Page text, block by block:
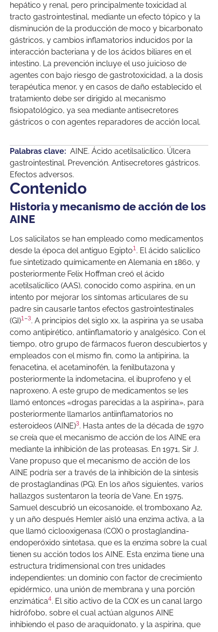
hepático y renal, pero principalmente toxicidad al
tracto gastrointestinal, mediante un efecto tópico y la
disminución de la producción de moco y bicarbonato
gástricos, y cambios inflamatorios inducidos por la
interacción bacteriana y de los ácidos biliares en el
intestino. La prevención incluye el uso juicioso de
agentes con bajo riesgo de gastrotoxicidad, a la dosis
terapéutica menor, y en casos de daño establecido el
tratamiento debe ser dirigido al mecanismo
fisiopatológico, ya sea mediante antisecretores
gástricos o con agentes reparadores de acción local.
Palabras clave: AINE. Ácido acetilsalicílico. Úlcera
gastrointestinal. Prevención. Antisecretores gástricos.
Efectos adversos.
Contenido
Historia y mecanismo de acción de los
AINE
Los salicilatos se han empleado como medicamentos
desde la época del antiguo Egipto1. El ácido salicílico
fue sintetizado químicamente en Alemania en 1860, y
posteriormente Felix Hoffman creó el ácido
acetilsalicílico (AAS), conocido como aspirina, en un
intento por mejorar los síntomas articulares de su
padre sin causarle tantos efectos gastrointestinales
(GI)1–3. A principios del siglo xx, la aspirina ya se usaba
como antipirético, antiinflamatorio y analgésico. Con el
tiempo, otro grupo de fármacos fueron descubiertos y
empleados con el mismo fin, como la antipirina, la
fenacetina, el acetaminofén, la fenilbutazona y
posteriormente la indometacina, el ibuprofeno y el
naproxeno. A este grupo de medicamentos se les
llamó entonces «drogas parecidas a la aspirina», para
posteriormente llamarlos antiinflamatorios no
esteroideos (AINE)3. Hasta antes de la década de 1970
se creía que el mecanismo de acción de los AINE era
mediante la inhibición de las proteasas. En 1971, Sir J.
Vane propuso que el mecanismo de acción de los
AINE podría ser a través de la inhibición de la síntesis
de prostaglandinas (PG). En los años siguientes, varios
hallazgos sustentaron la teoría de Vane. En 1975,
Samuel descubrió un eicosanoide, el tromboxano A2,
y un año después Hemler aisló una enzima activa, a la
que llamó ciclooxigenasa (COX) o prostaglandina-
endoperóxido sintetasa, que es la enzima sobre la cual
tienen su acción todos los AINE. Esta enzima tiene una
estructura tridimensional con tres unidades
independientes: un dominio con factor de crecimiento
epidérmico, una unión de membrana y una porción
enzimática4. El sitio activo de la COX es un canal largo
hidrófobo, sobre el cual actúan algunos AINE
inhibiendo el paso de araquidonato, y la aspirina, que